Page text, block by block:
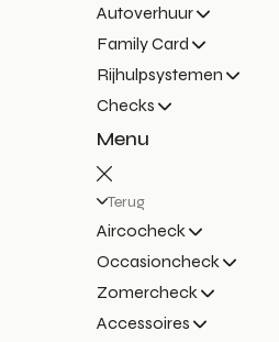
Autoverhuur
Family Card
Rijhulpsystemen
Checks
Menu
Terug
Aircocheck
Occasioncheck
Zomercheck
Accessoires